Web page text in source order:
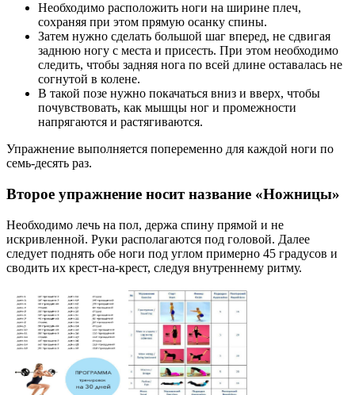
Необходимо расположить ноги на ширине плеч,
сохраняя при этом прямую осанку спины.
Затем нужно сделать большой шаг вперед, не сдвигая
заднюю ногу с места и присесть. При этом необходимо
следить, чтобы задняя нога по всей длине оставалась не
согнутой в колене.
В такой позе нужно покачаться вниз и вверх, чтобы
почувствовать, как мышцы ног и промежности
напрягаются и растягиваются.
Упражнение выполняется попеременно для каждой ноги по
семь-десять раз.
Второе упражнение носит название «Ножницы»
Необходимо лечь на пол, держа спину прямой и не
искривленной. Руки располагаются под головой. Далее
следует поднять обе ноги под углом примерно 45 градусов и
сводить их крест-на-крест, следуя внутреннему ритму.